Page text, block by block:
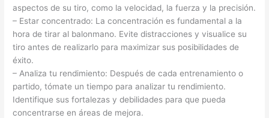
aspectos de su tiro, como la velocidad, la fuerza y ​​la precisión.
– Estar concentrado: La concentración es fundamental a la
hora de tirar al balonmano. Evite distracciones y visualice su
tiro antes de realizarlo para maximizar sus posibilidades de
éxito.
– Analiza tu rendimiento: Después de cada entrenamiento o
partido, tómate un tiempo para analizar tu rendimiento.
Identifique sus fortalezas y debilidades para que pueda
concentrarse en áreas de mejora.